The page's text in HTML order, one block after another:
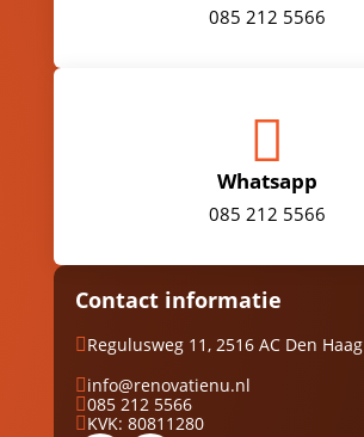
085 212 5566

Whatsapp
085 212 5566
Contact informatie
Regulusweg 11, 2516 AC Den Haag
info@renovatienu.nl
085 212 5566
 KVK: 80811280